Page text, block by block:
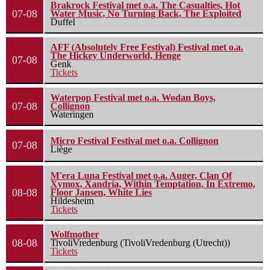
07-08
Brakrock Festival met o.a. The Casualties, Hot
Water Music, No Turning Back, The Exploited
Duffel
07-08
AFF (Absolutely Free Festival) Festival met o.a.
The Hickey Underworld, Henge
Genk
Tickets
07-08
Waterpop Festival met o.a. Wodan Boys,
Collignon
Wateringen
07-08
Micro Festival Festival met o.a. Collignon
Liège
08-08
M'era Luna Festival met o.a. Auger, Clan Of
Xymox, Xandria, Within Temptation, In Extremo,
Floor Jansen, White Lies
Hildesheim
Tickets
08-08
Wolfmother
TivoliVredenburg (TivoliVredenburg (Utrecht))
Tickets